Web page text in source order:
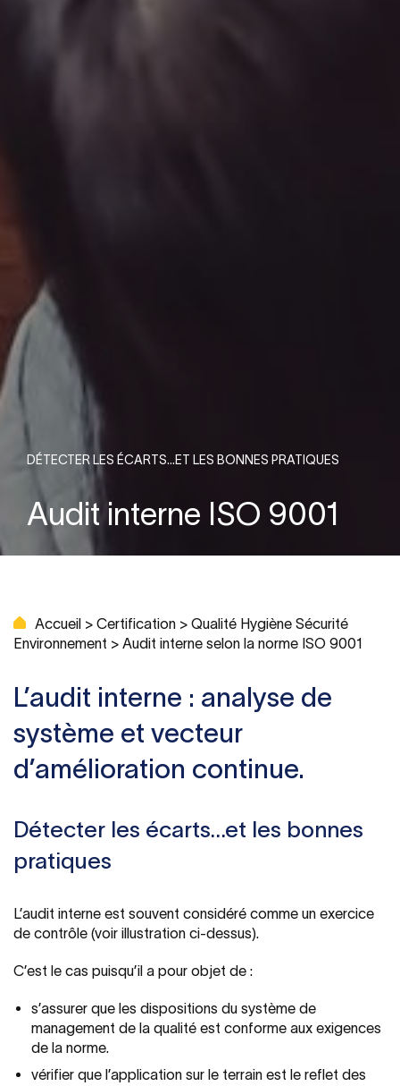
DÉTECTER LES ÉCARTS...ET LES BONNES PRATIQUES
Audit interne ISO 9001
Accueil > Certification > Qualité Hygiène Sécurité
Environnement > Audit interne selon la norme ISO 9001
L’audit interne : analyse de
système et vecteur
d’amélioration continue.
Détecter les écarts…et les bonnes
pratiques
L’audit interne est souvent considéré comme un exercice
de contrôle (voir illustration ci-dessus).
C’est le cas puisqu’il a pour objet de :
s’assurer que les dispositions du système de
management de la qualité est conforme aux exigences
de la norme.
vérifier que l’application sur le terrain est le reflet des